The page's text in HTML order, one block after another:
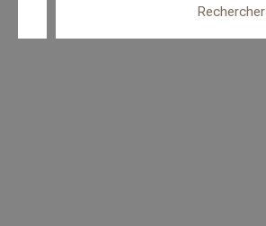
Rechercher